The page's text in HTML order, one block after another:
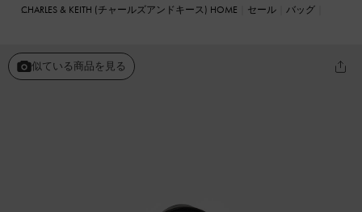
CHARLES & KEITH (チャールズアンドキース) HOME セール
バッグ
似ている商品を見る